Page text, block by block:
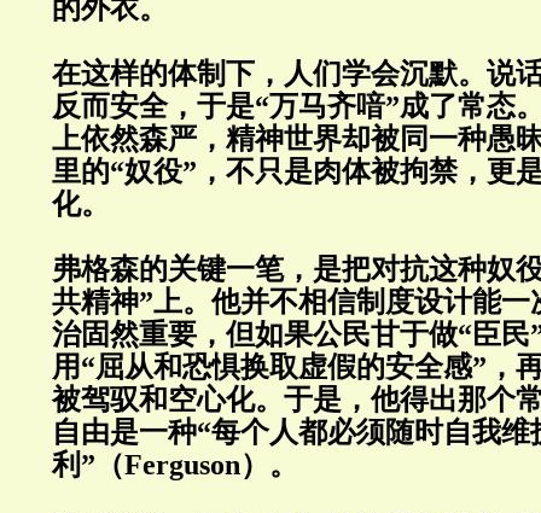
的外衣。
在这样的体制下，人们学会沉默。说
反而安全，于是“万马齐喑”成了常态
上依然森严，精神世界却被同一种愚
里的“奴役”，不只是肉体被拘禁，更
化。
弗格森的关键一笔，是把对抗这种奴
共精神”上。他并不相信制度设计能
治固然重要，但如果公民甘于做“臣民
用“屈从和恐惧换取虚假的安全感”，
被驾驭和空心化。于是，他得出那个
自由是一种“每个人都必须随时自我维
利”（Ferguson）。